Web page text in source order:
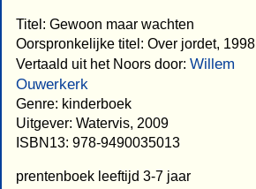
Titel: Gewoon maar wachten
Oorspronkelijke titel: Over jordet, 1998
Vertaald uit het Noors door: Willem
Ouwerkerk
Genre: kinderboek
Uitgever: Watervis, 2009
ISBN13: 978-9490035013
prentenboek leeftijd 3-7 jaar